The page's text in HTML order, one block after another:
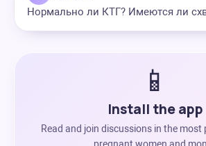
Нормально ли КТГ? Имеются ли
📱
Install the app
Read and join discussions in the